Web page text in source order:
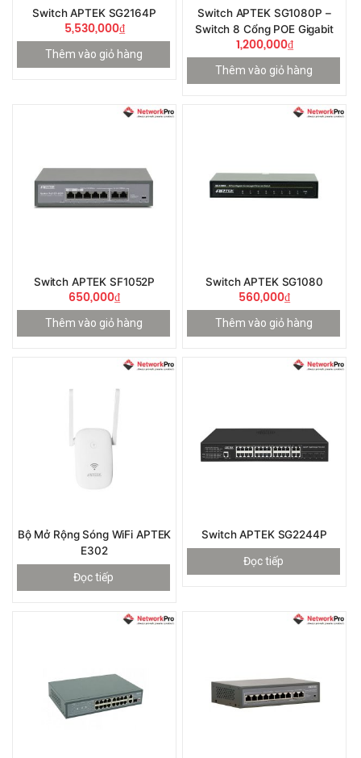
Switch APTEK SG2164P
5,530,000₫
Thêm vào giỏ hàng
Switch APTEK SG1080P –
Switch 8 Cổng POE Gigabit
1,200,000₫
Thêm vào giỏ hàng
Switch APTEK SF1052P
650,000₫
Thêm vào giỏ hàng
Switch APTEK SG1080
560,000₫
Thêm vào giỏ hàng
Bộ Mở Rộng Sóng WiFi APTEK
E302
Đọc tiếp
Switch APTEK SG2244P
Đọc tiếp